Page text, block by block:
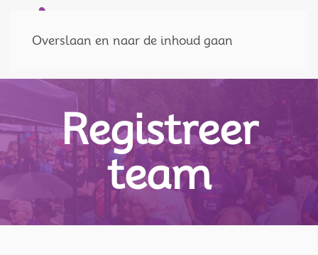
Overslaan en naar de inhoud gaan
Doneer
Registreer
team